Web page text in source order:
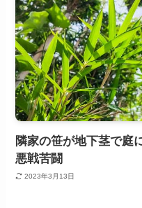
隣家の笹が地下茎で庭
悪戦苦闘
2023年3月13日